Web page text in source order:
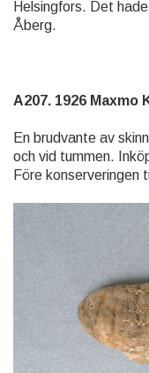
Helsingfors. Det
Åberg.
A207. 1926 Maxmo
En brudvante av
och vid tummen.
Före konserveringen